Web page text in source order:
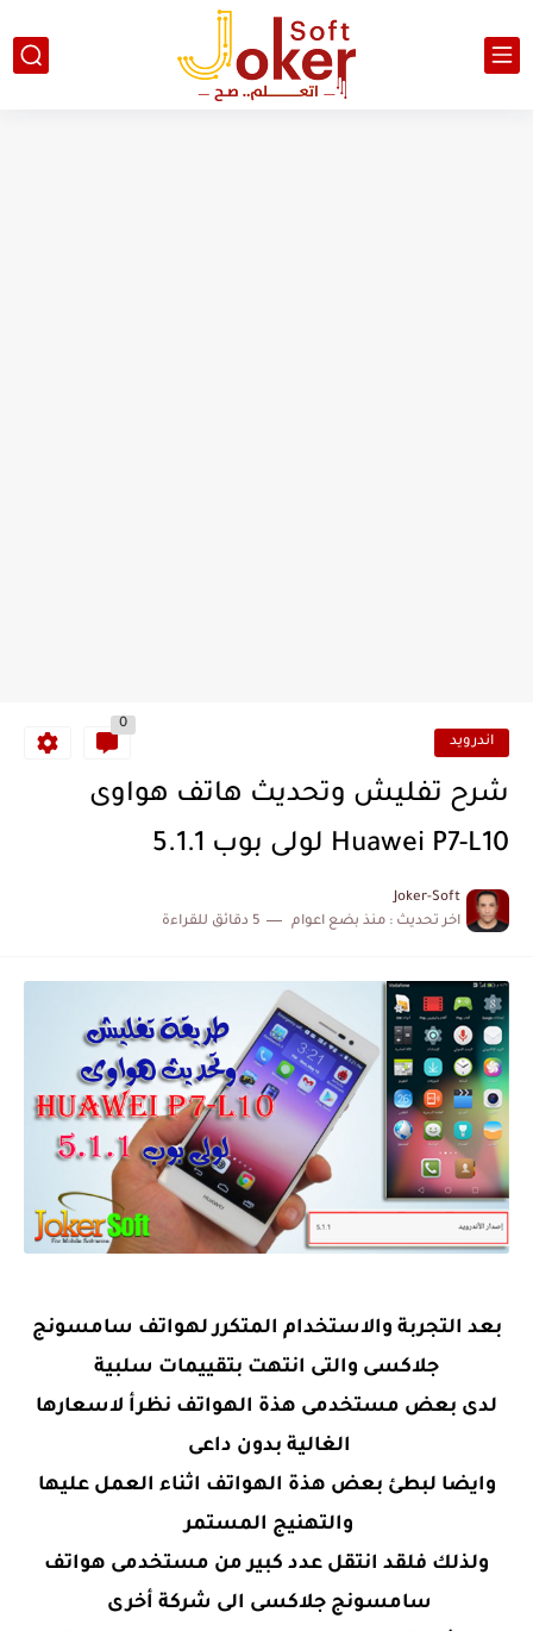
اندرويد
0
شرح تفليش وتحديث هاتف هواوى
Huawei P7-L10 لولى بوب 5.1.1
Joker-Soft
اخر تحديث : منذ بضع اعوام 5 دقائق للقراءة
بعد التجربة والاستخدام المتكرر لهواتف سامسونج
جلاكسى والتى انتهت بتقييمات سلبية
لدى بعض مستخدمى هذة الهواتف نظرأ لاسعارها
الغالية بدون داعى
وايضا لبطئ بعض هذة الهواتف اثناء العمل عليها
والتهنيج المستمر
ولذلك فلقد انتقل عدد كبير من مستخدمى هواتف
سامسونج جلاكسى الى شركة أخرى